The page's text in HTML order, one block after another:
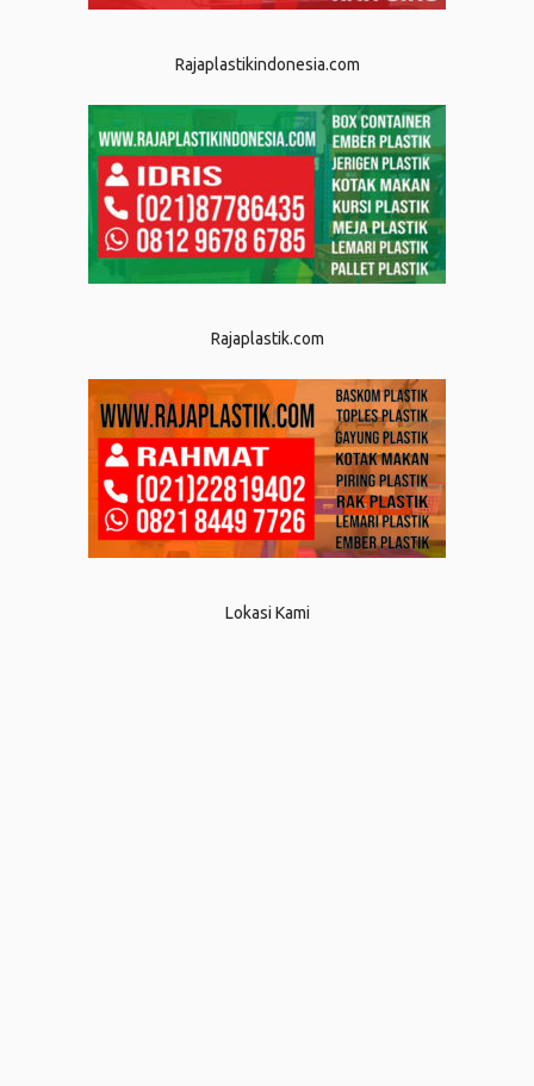
Rajaplastikindonesia.com
Rajaplastik.com
Lokasi Kami